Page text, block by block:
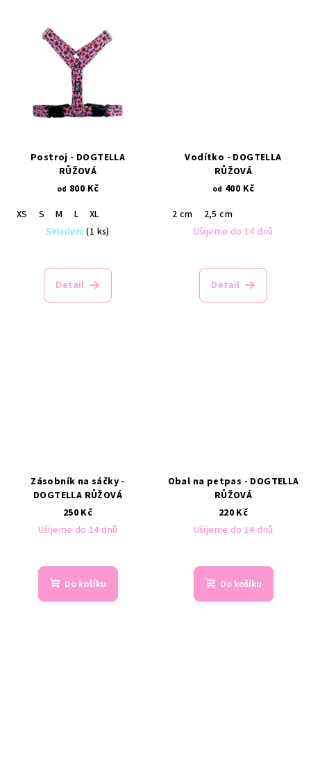
Postroj - DOGTELLA
RŮŽOVÁ
od 800 Kč
XS
S M L
XL
Skladem(1 ks)
Detail
Vodítko - DOGTELLA
RŮŽOVÁ
od 400 Kč
2 cm
2,5 cm
Ušijeme do 14 dnů
Detail
Zásobník na sáčky -
DOGTELLA RŮŽOVÁ
250 Kč
Ušijeme do 14 dnů
Do košíku
Obal na petpas - DOGTELLA
RŮŽOVÁ
220 Kč
Ušijeme do 14 dnů
Do košíku